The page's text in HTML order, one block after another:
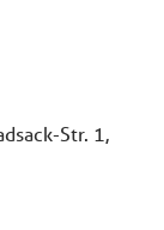
Str. 1,